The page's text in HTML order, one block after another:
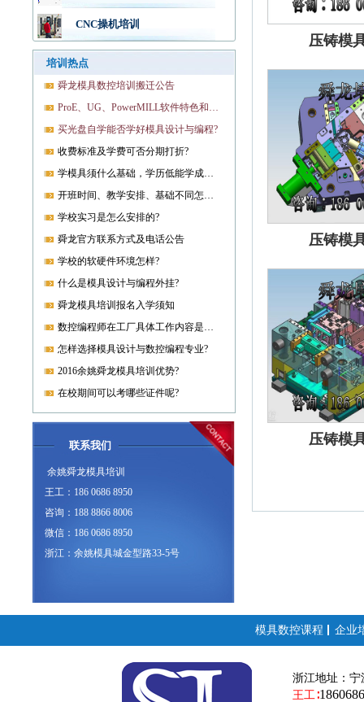
CNC操机培训
培训热点
舜龙模具数控培训搬迁公告
ProE、UG、PowerMILL软件特色和优势?
买光盘自学能否学好模具设计与编程?
收费标准及学费可否分期打折?
学模具须什么基础，学历低能学成就业吗?
开班时间、教学安排、基础不同怎样开课?
学校实习是怎么安排的?
舜龙官方联系方式及电话公告
学校的软硬件环境怎样?
什么是模具设计与编程外挂?
舜龙模具培训报名入学须知
数控编程师在工厂具体工作内容是什么?
怎样选择模具设计与数控编程专业?
2016余姚舜龙模具培训优势?
在校期间可以考哪些证件呢?
联系我们
余姚舜龙模具培训
王工：186 0686 8950
咨询：188 8866 8006
微信：186 0686 8950
浙江：余姚模具城金型路33-5号
压铸模
压铸模
压铸模
模具数控课程 企业
浙江地址： 宁
王工∶